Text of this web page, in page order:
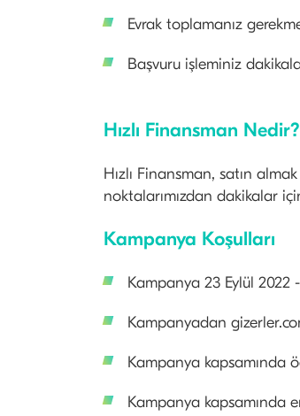
Evrak toplamanız
Başvuru işleminiz
Hızlı Finansman Nedir?
Hızlı Finansman, satın
noktalarımızdan dakikalar
Kampanya Koşulları
Kampanya 23 Eylül 2022​
Kampanyadan
Kampanya kapsamında
Kampanya kapsamında